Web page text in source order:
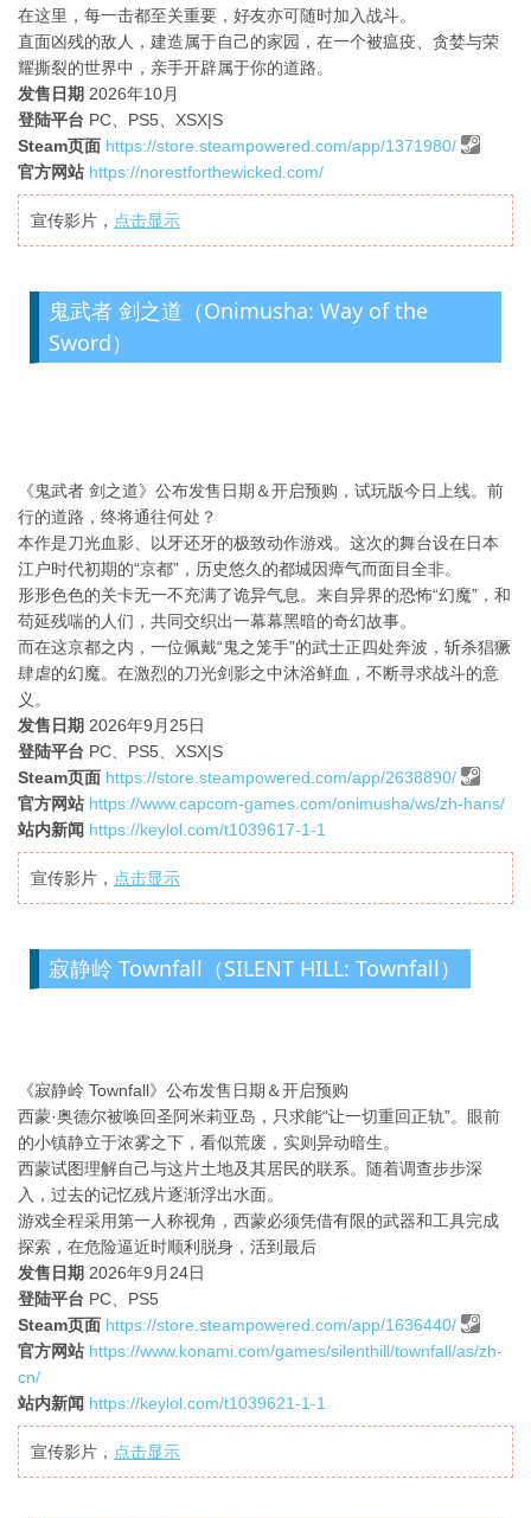
在这里，每一击都至关重要，好友亦可随时加入战斗。
直面凶残的敌人，建造属于自己的家园，在一个被瘟疫、贪婪与荣
耀撕裂的世界中，亲手开辟属于你的道路。
发售日期 2026年10月
登陆平台 PC、PS5、XSX|S
Steam页面 https://store.steampowered.com/app/1371980/
官方网站 https://norestforthewicked.com/
宣传影片， 点击显示
鬼武者 剑之道（Onimusha: Way of the
Sword）
《鬼武者 剑之道》公布发售日期＆开启预购，试玩版今日上线。前
行的道路，终将通往何处？
本作是刀光血影、以牙还牙的极致动作游戏。这次的舞台设在日本
江户时代初期的“京都”，历史悠久的都城因瘴气而面目全非。
形形色色的关卡无一不充满了诡异气息。来自异界的恐怖“幻魔”，和
苟延残喘的人们，共同交织出一幕幕黑暗的奇幻故事。
而在这京都之内，一位佩戴“鬼之笼手”的武士正四处奔波，斩杀猖獗
肆虐的幻魔。在激烈的刀光剑影之中沐浴鲜血，不断寻求战斗的意
义。
发售日期 2026年9月25日
登陆平台 PC、PS5、XSX|S
Steam页面 https://store.steampowered.com/app/2638890/
官方网站 https://www.capcom-games.com/onimusha/ws/zh-hans/
站内新闻 https://keylol.com/t1039617-1-1
宣传影片， 点击显示
寂静岭 Townfall（SILENT HILL: Townfall）
《寂静岭 Townfall》公布发售日期＆开启预购
西蒙·奥德尔被唤回圣阿米莉亚岛，只求能“让一切重回正轨”。眼前
的小镇静立于浓雾之下，看似荒废，实则异动暗生。
西蒙试图理解自己与这片土地及其居民的联系。随着调查步步深
入，过去的记忆残片逐渐浮出水面。
游戏全程采用第一人称视角，西蒙必须凭借有限的武器和工具完成
探索，在危险逼近时顺利脱身，活到最后
发售日期 2026年9月24日
登陆平台 PC、PS5
Steam页面 https://store.steampowered.com/app/1636440/
官方网站 https://www.konami.com/games/silenthill/townfall/as/zh-
cn/
站内新闻 https://keylol.com/t1039621-1-1
宣传影片， 点击显示